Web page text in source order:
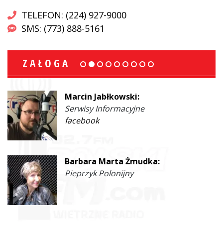
TELEFON: (224) 927-9000
SMS: (773) 888-5161
ZAŁOGA
Marcin Jabłkowski:
Serwisy Informacyjne
facebook
Barbara Marta Żmudka:
Pieprzyk Polonijny